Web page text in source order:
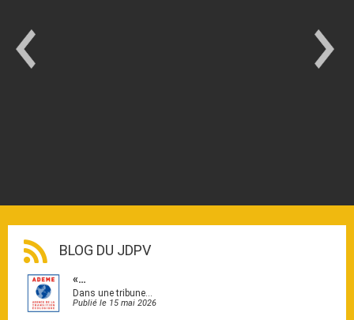
BLOG DU JDPV
«…
Dans une tribune…
Publié le 15 mai 2026